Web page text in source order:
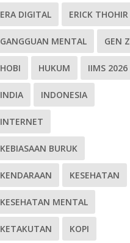
ERA DIGITAL ERICK THOHIR
GANGGUAN MENTAL GEN Z
HOBI HUKUM IIMS 2026
INDIA INDONESIA
INTERNET
KEBIASAAN BURUK
KENDARAAN KESEHATAN
KESEHATAN MENTAL
KETAKUTAN KOPI